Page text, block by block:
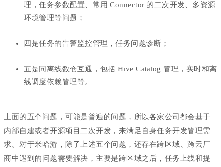
理，任务参数配置、常用 Connector 的二次开发、多资源
环境管理等问题；
四是任务的告警监控管理，任务问题诊断；
五是同离线数仓互通，包括 Hive Catalog 管理，实时和离
线调度依赖管理等。
上面的五个问题，可能是普遍的问题，所以各家公司都会基于
内部自建或者开源项目二次开发，来满足自身任务开发管理需
求。对于米哈游，除了上述五个问题，还存在跨区域、跨云厂
商中遇到的问题需要解决，主要是跨区域之后，任务上线和提